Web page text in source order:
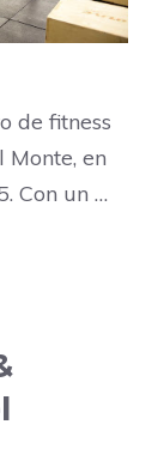
de fitness
en
Con un …